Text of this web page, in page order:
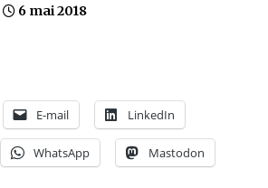
6 mai 2018
E-mail LinkedIn
WhatsApp Mastodon